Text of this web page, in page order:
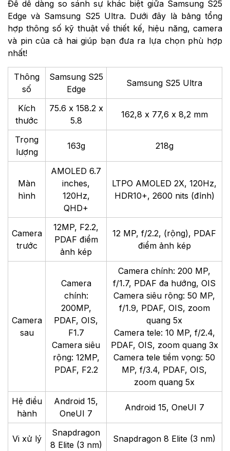
Để dễ dàng so sánh sự khác biệt giữa Samsung S25
Edge và Samsung S25 Ultra. Dưới đây là bảng tổng
hợp thông số kỹ thuật về thiết kế, hiệu năng, camera
và pin của cả hai giúp bạn đưa ra lựa chọn phù hợp
nhất!
Thông
số
Samsung S25
Edge
Samsung S25 Ultra
Kích
thước
75.6 x 158.2 x
5.8
162,8 x 77,6 x 8,2 mm
Trọng
lượng
163g 218g
Màn
hình
AMOLED 6.7
inches,
120Hz,
QHD+
LTPO AMOLED 2X, 120Hz,
HDR10+, 2600 nits (đỉnh)
Camera
trước
12MP, F2.2,
PDAF điểm
ảnh kép
12 MP, f/2.2, (rộng), PDAF
điểm ảnh kép
Camera
sau
Camera
chính:
200MP,
PDAF, OIS,
F1.7
Camera siêu
rộng: 12MP,
PDAF, F2.2
Camera chính: 200 MP,
f/1.7, PDAF đa hướng, OIS
Camera siêu rộng: 50 MP,
f/1.9, PDAF, OIS, zoom
quang 5x
Camera tele: 10 MP, f/2.4,
PDAF, OIS, zoom quang 3x
Camera tele tiềm vọng: 50
MP, f/3.4, PDAF, OIS,
zoom quang 5x
Hệ điều
hành
Android 15,
OneUI 7
Android 15, OneUI 7
Vi xử lý
Snapdragon
8 Elite (3 nm)
Snapdragon 8 Elite (3 nm)